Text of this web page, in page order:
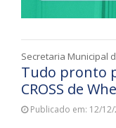
Secretaria Municipal
Tudo pronto
CROSS de
Publicado em: 12/12/